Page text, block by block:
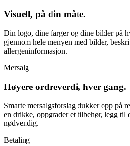
Visuell, på din måte.
Din logo, dine farger og dine bilder på
gjennom hele menyen med bilder,
allergeninformasjon.
Mersalg
Høyere ordreverdi, hver gang.
Smarte mersalgsforslag dukker opp på
en drikke, oppgrader et tilbehør, legg til
nødvendig.
Betaling